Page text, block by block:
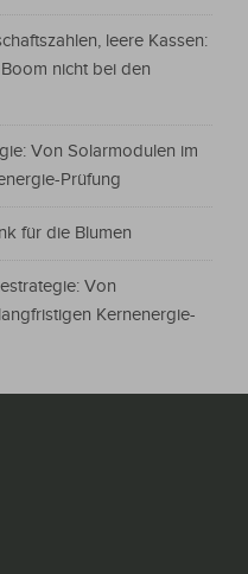
leere Kassen:
nicht bei den
Von Solarmodulen im
Prüfung
für die Blumen
Von
Kernenergie-